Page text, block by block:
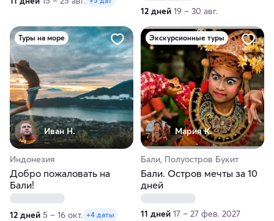
12 дней 19 – 30 авг.
Туры на море
Иван Н.
Индонезия
Добро пожаловать на
Бали!
12 дней 5 – 16 окт. +4 даты
Экскурсионные туры
Мария К.
Бали, Полуостров Букит
Бали. Остров мечты за 10
дней
11 дней 17 – 27 фев. 2027